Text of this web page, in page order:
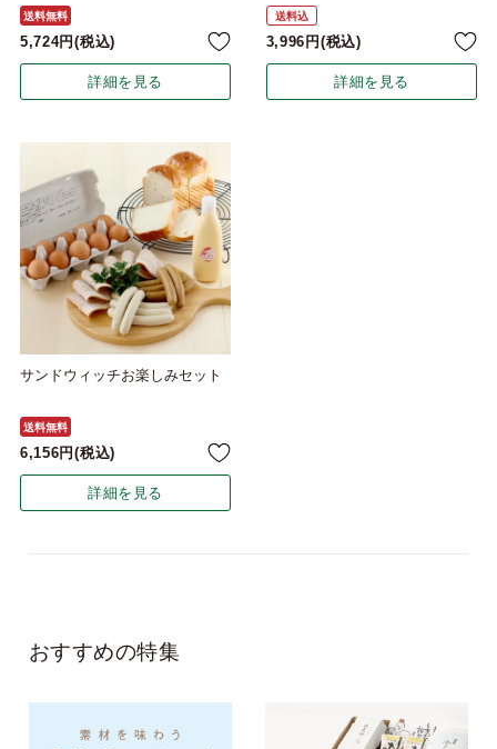
送料無料
5,724 税込
詳細を見る
送料込
3,996 税込
詳細を見る
サンドウィッチお楽しみセット
送料無料
6,156 税込
詳細を見る
おすすめの特集